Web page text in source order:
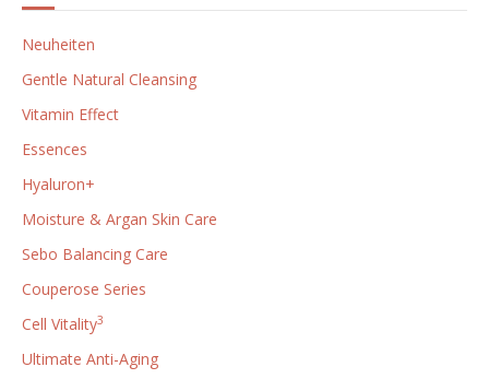
Neuheiten
Gentle Natural Cleansing
Vitamin Effect
Essences
Hyaluron+
Moisture & Argan Skin Care
Sebo Balancing Care
Couperose Series
Cell Vitality3
Ultimate Anti-Aging